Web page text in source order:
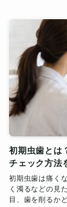
初期虫歯とは
チェック方法
初期虫歯は痛く
く濁るなどの見
目、歯を削るか